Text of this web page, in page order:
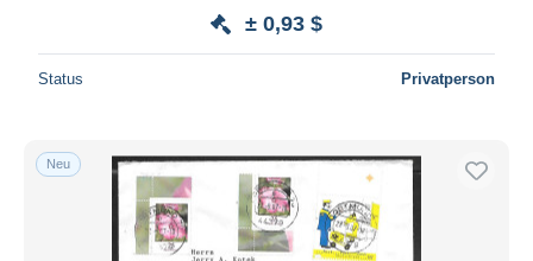
± 0,93 $
Status Privatperson
Neu